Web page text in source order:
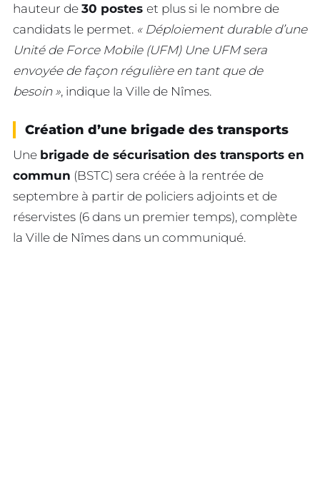
hauteur de 30 postes et plus si le nombre de
candidats le permet. « Déploiement durable d’une
Unité de Force Mobile (UFM) Une UFM sera
envoyée de façon régulière en tant que de
besoin », indique la Ville de Nîmes.
Création d’une brigade des transports
Une brigade de sécurisation des transports en
commun (BSTC) sera créée à la rentrée de
septembre à partir de policiers adjoints et de
réservistes (6 dans un premier temps), complète
la Ville de Nîmes dans un communiqué.